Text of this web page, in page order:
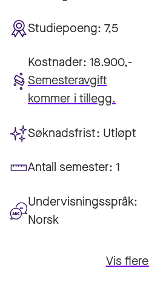
Studiepoeng: 7,5
Kostnader: 18.900,-
Semesteravgift
kommer i tillegg.
Søknadsfrist: Utløpt
Antall semester: 1
Undervisningsspråk:
Norsk
Vis flere